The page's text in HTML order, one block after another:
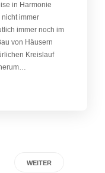
in Harmonie
immer
immer noch im
von Häusern
Kreislauf
WEITER